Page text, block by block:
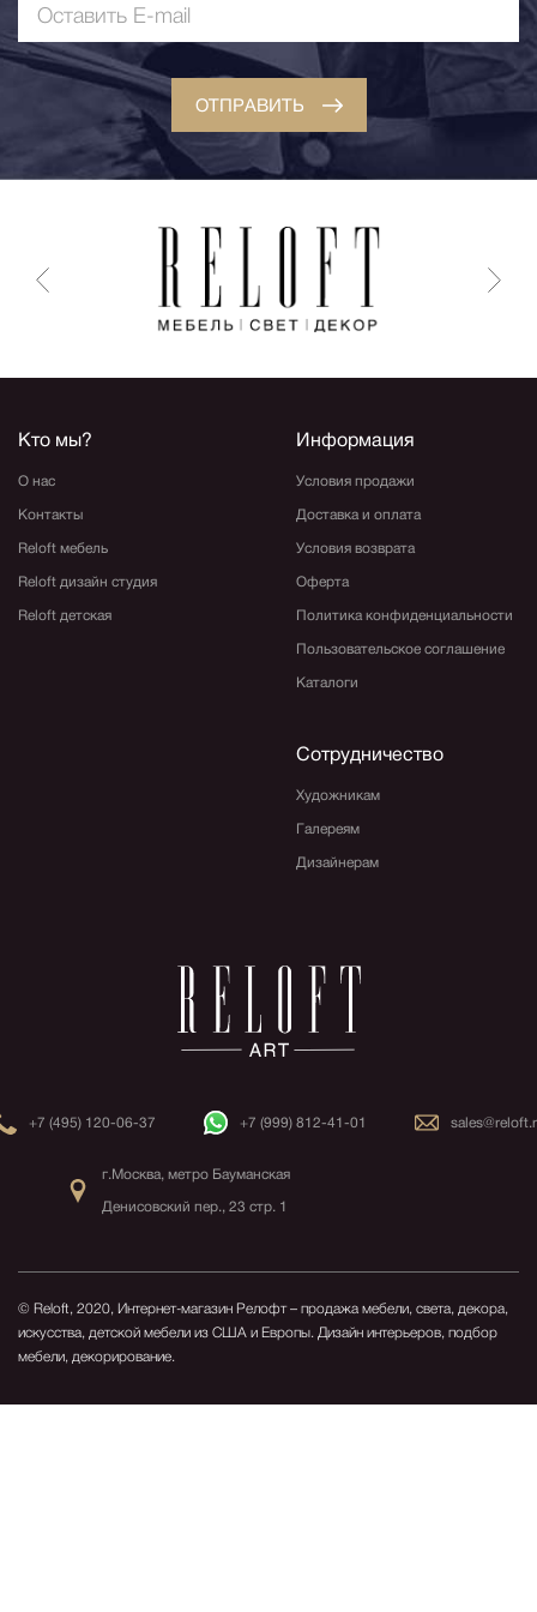
ОТПРАВИТЬ
Кто мы?
О нас
Контакты
Reloft мебель
Reloft дизайн студия
Reloft детская
Информация
Условия продажи
Доставка и оплата
Условия возврата
Оферта
Политика конфиденциальности
Пользовательское соглашение
Каталоги
Сотрудничество
Художникам
Галереям
Дизайнерам
+7 (495) 120-06-37 +7 (999) 812-41-01
г.Москва, метро Бауманская
Денисовский пер., 23 стр. 1
© Reloft, 2020, Интернет-магазин Релофт – продажа мебели, света, декора,
искусства, детской мебели из США и Европы. Дизайн интерьеров, подбор
мебели, декорирование.